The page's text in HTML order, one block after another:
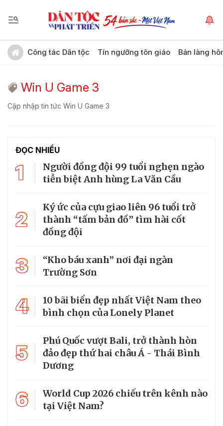
Công tác Dân tộc Tín ngưỡng tôn giáo Bản làng
Win U Game 3
Cập nhập tin tức Win U Game 3
ĐỌC NHIỀU
1
Người đồng đội 99 tuổi nghẹn ngào
tiễn biệt Anh hùng La Văn Cầu
2
Ký ức của cựu giao liên 96 tuổi trở
thành “tấm bản đồ” tìm hài cốt
đồng đội
3
“Kho báu xanh” nơi đại ngàn
Trường Sơn
4
10 bãi biển đẹp nhất Việt Nam theo
bình chọn của Lonely Planet
5
Phú Quốc vượt Bali, trở thành hòn
đảo đẹp thứ hai châu Á - Thái Bình
Dương
6
World Cup 2026 chiếu trên kênh nào
tại Việt Nam?